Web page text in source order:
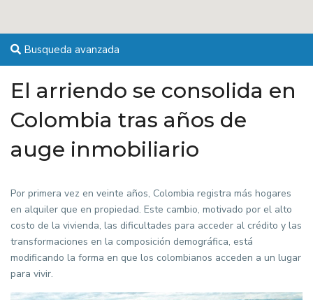
Busqueda avanzada
El arriendo se consolida en
Colombia tras años de
auge inmobiliario
Por primera vez en veinte años, Colombia registra más hogares
en alquiler que en propiedad. Este cambio, motivado por el alto
costo de la vivienda, las dificultades para acceder al crédito y las
transformaciones en la composición demográfica, está
modificando la forma en que los colombianos acceden a un lugar
para vivir.